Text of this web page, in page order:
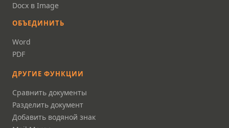
Docx в Image
ОБЪЕДИНИТЬ
Word
PDF
ДРУГИЕ ФУНКЦИИ
Сравнить документы
Разделить документ
Добавить водяной знак